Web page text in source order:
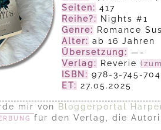
Seiten: 417
Reihe?:
Nights #1
Genre:
Romance
Alter: ab 16 Jahren
Übersetzung: —-
Verlag:
Reverie
ISBN: 978-3-745-
ET: 27.05.2025
mir von
Bloggerportal
für den Verlag, die